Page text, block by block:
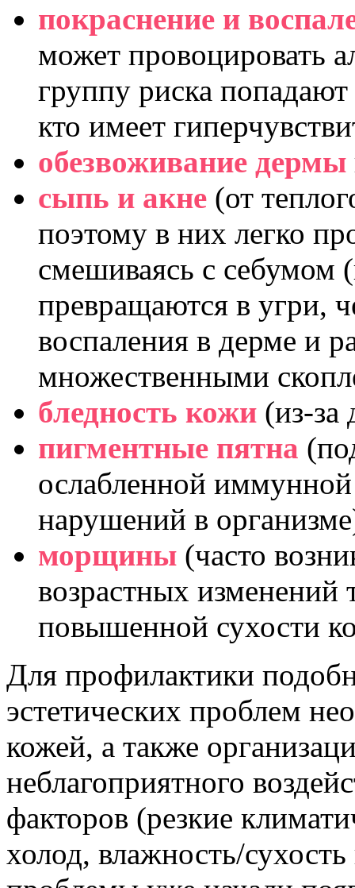
покраснение и
может провоцировать
группу риска
кто имеет
обезвоживание дермы
сыпь и акне (от
поэтому в них легко
смешиваясь с себумом
превращаются в угри,
воспаления в дерме и
множественными
бледность кожи (из-за
пигментные пятна
ослабленной
нарушений в
морщины (часто
возрастных изменений
повышенной сухости
Для профилактики
эстетических проблем
кожей, а также
неблагоприятного
факторов (резкие
холод, влажность/